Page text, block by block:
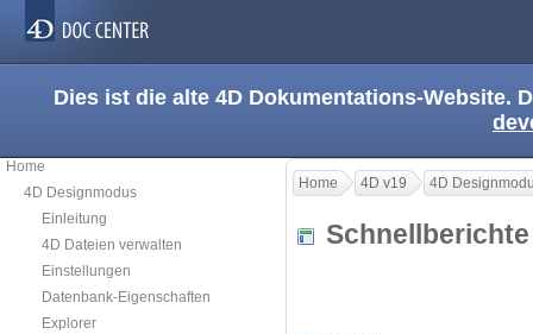
Dies ist die alte 4D Dokumentations-Website.
Home
4D Designmodus
Einleitung
4D Dateien verwalten
Einstellungen
Datenbank-Eigenschaften
Explorer
Home 4D v19 4D